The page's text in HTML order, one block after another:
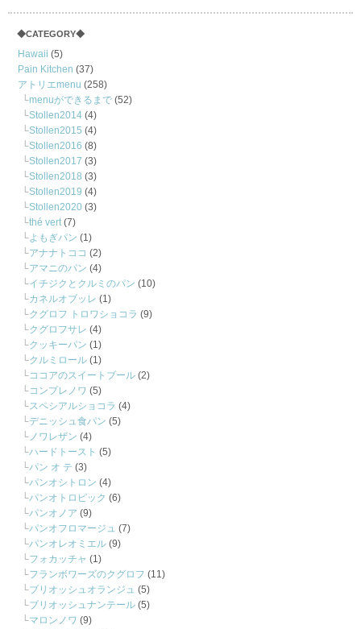
◆CATEGORY◆
Hawaii (5)
Pain Kitchen (37)
アトリエmenu (258)
menuができるまで (52)
Stollen2014 (4)
Stollen2015 (4)
Stollen2016 (8)
Stollen2017 (3)
Stollen2018 (3)
Stollen2019 (4)
Stollen2020 (3)
thé vert(7)
よもぎパン (1)
アナナトココ (2)
アマニのパン (4)
イチジクとクルミのパン (10)
カネルオブッレ (1)
クグロフ トロワショコラ (9)
クグロフサレ (4)
クッキーパン (1)
クルミロール (1)
ココアのスイートブール (2)
コンプレノワ (5)
スペシアルショコラ (4)
デニッシュ食パン (5)
ノワレザン (4)
ハードトースト (5)
パン オ テ (3)
パンオシトロン (4)
パンオトロピック (6)
パンオノア (9)
パンオフロマージュ (7)
パンオレオミエル (9)
フォカッチャ (1)
フランボワーズのクグロフ (11)
ブリオッシュオランジュ (5)
ブリオッシュナンテール (5)
マロンノワ (9)